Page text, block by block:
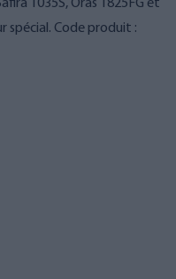
1035S, Oras 1825FG et
spécial. Code produit :